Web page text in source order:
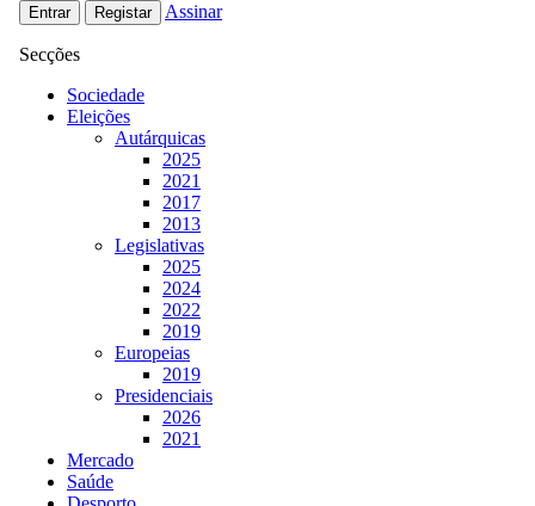
Entrar Registar Assinar
Secções
Sociedade
Eleições
Autárquicas
2025
2021
2017
2013
Legislativas
2025
2024
2022
2019
Europeias
2019
Presidenciais
2026
2021
Mercado
Saúde